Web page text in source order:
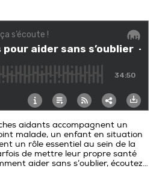
aidants accompagnent un
malade, un enfant en situation
un rôle essentiel au sein de la
de mettre leur propre santé
aider sans s’oublier, écoutez…